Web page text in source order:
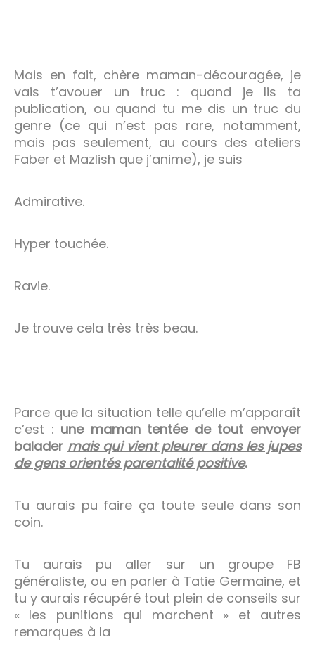
Mais en fait, chère maman-découragée, je
vais t’avouer un truc : quand je lis ta
publication, ou quand tu me dis un truc du
genre (ce qui n’est pas rare, notamment,
mais pas seulement, au cours des ateliers
Faber et Mazlish que j’anime), je suis
Admirative.
Hyper touchée.
Ravie.
Je trouve cela très très beau.
Parce que la situation telle qu’elle m’apparaît
c’est : une maman tentée de tout envoyer
balader mais qui vient pleurer dans les jupes
de gens orientés parentalité positive.
Tu aurais pu faire ça toute seule dans son
coin.
Tu aurais pu aller sur un groupe FB
généraliste, ou en parler à Tatie Germaine, et
tu y aurais récupéré tout plein de conseils sur
« les punitions qui marchent » et autres
remarques à la